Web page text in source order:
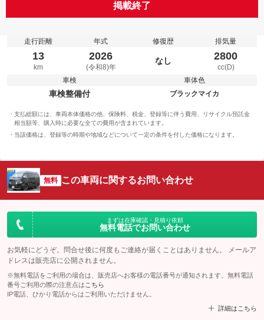
掲載終了
走行距離
13
km
年式
2026
(令和8)年
修復歴
なし
排気量
2800
cc(D)
車検
車検整備付
車体色
ブラックマイカ
支払総額には、車両本体価格の他、保険料、税金、登録等に伴う費用、リサイクル預託金
相当額等、購入時に必要な全ての費用が含まれています。
当該価格は、登録等の時期や地域などについて一定の条件を付した価格になります。
無料 この車両に関するお問い合わせ
まずは在庫確認・見積り依頼
無料電話でお問い合わせ
お気軽にどうぞ。問合せ後に何度もご連絡が届くことはありません。 メールア
ドレスは販売店に公開されません。
※無料電話をご利用の場合は、販売店へお客様の電話番号が通知されます。無料電話
番号ご利用の際の注意点は こちら
IP電話、ひかり電話からはご利用いただけません。
詳細はこちら